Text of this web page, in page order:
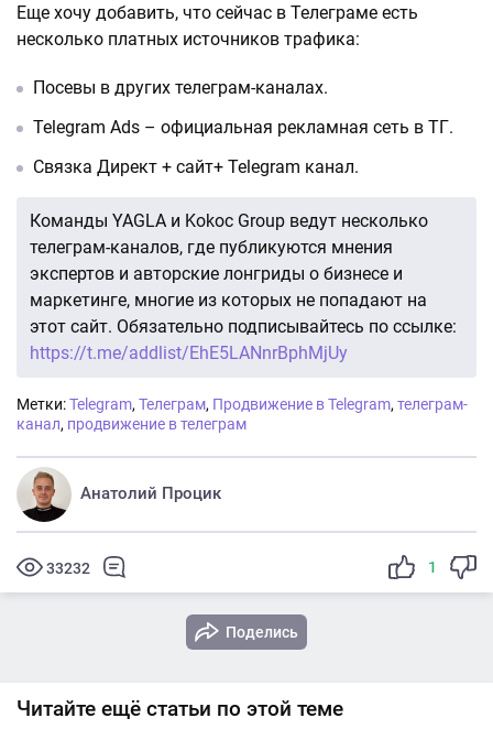
Еще хочу добавить, что сейчас в Телеграме есть
несколько платных источников трафика:
Посевы в других телеграм-каналах.
Telegram Ads – официальная рекламная сеть в ТГ.
Связка Директ + сайт+ Telegram канал.
Команды YAGLA и Kokoc Group ведут несколько
телеграм-каналов, где публикуются мнения
экспертов и авторские лонгриды о бизнесе и
маркетинге, многие из которых не попадают на
этот сайт. Обязательно подписывайтесь по ссылке:
https://t.me/addlist/EhE5LANnrBphMjUy
Метки:Telegram, Телеграм, Продвижение в Telegram, телеграм-
канал, продвижение в телеграм
Анатолий Процик
33232 1
Поделись
Читайте ещё статьи по этой теме